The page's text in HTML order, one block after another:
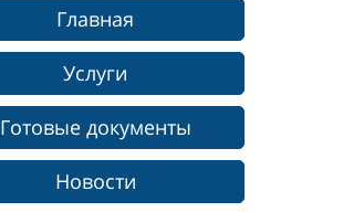
Главная
Услуги
Готовые документы
Новости